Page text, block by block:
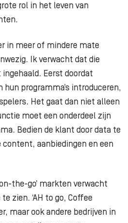
rol in het leven van
in meer of mindere mate
Ik verwacht dat die
Eerst doordat
programma’s introduceren,
Het gaat dan niet alleen
moet een onderdeel zijn
Bedien de klant door data te
aanbiedingen en een
the-go’ markten verwacht
zien. ‘AH to go, Coffee
maar ook andere bedrijven in